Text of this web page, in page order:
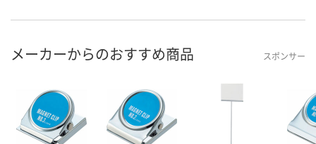
メーカーからのおすすめ商品 スポンサー